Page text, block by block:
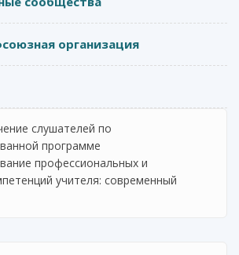
организация
слушателей по
программе
профессиональных и
учителя: современный